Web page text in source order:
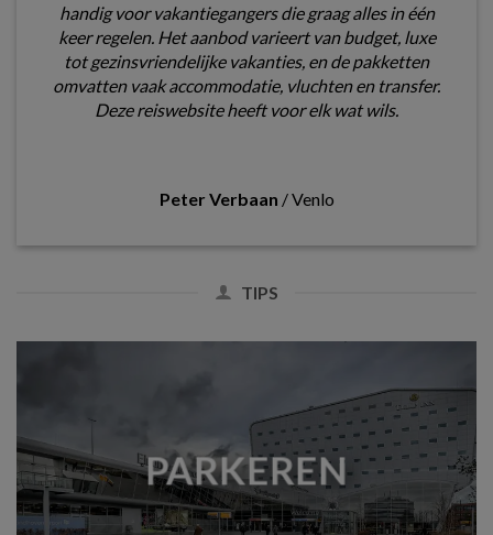
handig voor vakantiegangers die graag alles in één
keer regelen. Het aanbod varieert van budget, luxe
tot gezinsvriendelijke vakanties, en de pakketten
omvatten vaak accommodatie, vluchten en transfer.
Deze reiswebsite heeft voor elk wat wils.
Peter Verbaan /Venlo
TIPS
PARKEREN